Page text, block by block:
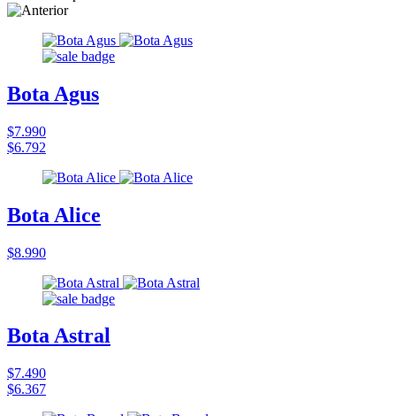
Bota Agus
$7.990
$6.792
Bota Alice
$8.990
Bota Astral
$7.490
$6.367